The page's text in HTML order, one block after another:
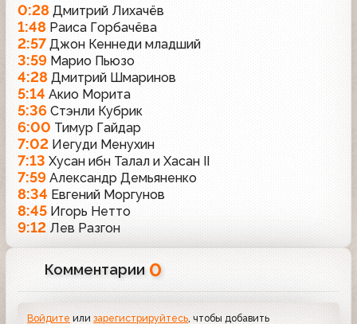
0:28 Дмитрий Лихачёв
1:48 Раиса Горбачёва
2:57 Джон Кеннеди младший
3:59 Марио Пьюзо
4:28 Дмитрий Шмаринов
5:14 Акио Морита
5:36 Стэнли Кубрик
6:00 Тимур Гайдар
7:02 Иегуди Менухин
7:13 Хусан ибн Талал и Хасан II
7:59 Александр Демьяненко
8:34 Евгений Моргунов
8:45 Игорь Нетто
9:12 Лев Разгон
Комментарии 0
Войдите илизарегистрируйтесь , чтобы добавить